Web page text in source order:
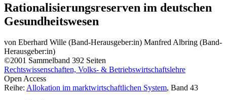
Rationalisierungsreserven im deutschen
Gesundheitswesen
von Eberhard Wille (Band-Herausgeber:in) Manfred Albring (Band-
Herausgeber:in)
©2001 Sammelband 392 Seiten
Rechtswissenschaften, Volks- & Betriebswirtschaftslehre
Open Access
Reihe: Allokation im marktwirtschaftlichen System, Band 43